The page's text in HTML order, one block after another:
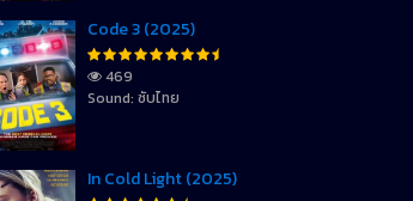
Code 3 (2025)
469
Sound: ซับไทย
In Cold Light (2025)